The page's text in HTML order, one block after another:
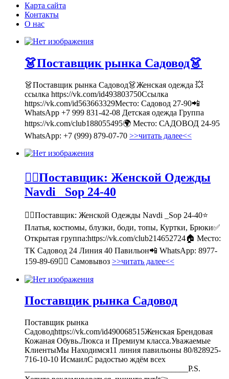
Карта сайта
Контакты
О нас
👗Поставщик рынка Садовод👗
👗Поставщик рынка Садовод👗Женская одежда 💥
ссылка https://vk.com/id493803750Ссылка
https://vk.com/id563663329Место: Садовод 27-90📲
WhatsApp +7 999 831-42-08 Детская одежда Группа
https://vk.com/club188055495🌍 Место: САДОВОД 24-95
WhatsApp: +7 (999) 879-07-70 >>читать далее<<
💁‍♂Поставщик: Женской Одежды
Navdi _Sop 24-40
💁‍♂Поставщик: Женской Одежды Navdi _Sop 24-40⭐
Платья, костюмы, блузки, боди, топы, Куртки, Брюки✅
Открытая группа:https://vk.com/club214652724🏠 Место:
ТК Садовод 24 Линия 40 Павильон📲 WhatsApp: 8977-
159-89-69🚶‍♀ Самовывоз >>читать далее<<
Поставщик рынка Садовод
Поставщик рынка
Садоводhttps://vk.com/id490068515Женская Брендовая
Кожаная Обувь.Люкса и Премиум класса.Уважаемые
КлиентыМы Находимся11 линия павильоны 80/828925-
716-10-10 ИсмаилС радостью ждём всех
________________________________________P.S.